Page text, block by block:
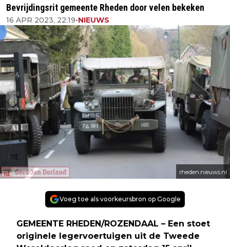
Bevrijdingsrit gemeente Rheden door velen bekeken
16 APR 2023, 22:19•NIEUWS
rheden.nieuws.nl
Voeg toe als voorkeursbron op Google
GEMEENTE RHEDEN/ROZENDAAL – Een stoet
originele legervoertuigen uit de Tweede